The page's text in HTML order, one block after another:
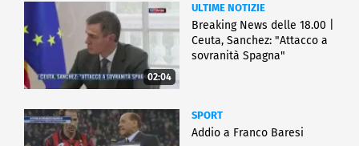
02:04
ULTIME NOTIZIE
Breaking News delle 18.00 |
Ceuta, Sanchez: "Attacco a
sovranità Spagna"
SPORT
Addio a Franco Baresi